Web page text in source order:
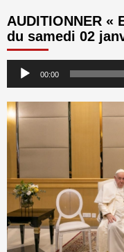
AUDITIONNER «
du samedi 02
Lecteur 00:00